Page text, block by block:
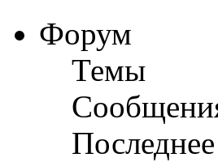
Форум
Темы